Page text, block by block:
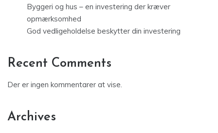
Byggeri og hus – en investering der kræver
opmærksomhed
God vedligeholdelse beskytter din investering
Recent Comments
Der er ingen kommentarer at vise.
Archives